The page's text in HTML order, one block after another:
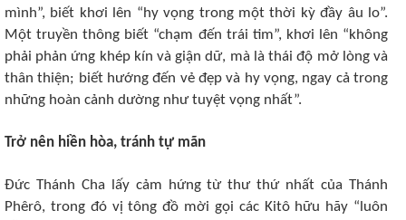
mình”, biết khơi lên “hy vọng trong một thời kỳ đầy âu lo”.
Một truyền thông biết “chạm đến trái tim”, khơi lên “không
phải phản ứng khép kín và giận dữ, mà là thái độ mở lòng và
thân thiện; biết hướng đến vẻ đẹp và hy vọng, ngay cả trong
những hoàn cảnh dường như tuyệt vọng nhất”.
Trở nên hiền hòa, tránh tự mãn
Đức Thánh Cha lấy cảm hứng từ thư thứ nhất của Thánh
Phêrô, trong đó vị tông đồ mời gọi các Kitô hữu hãy “luôn